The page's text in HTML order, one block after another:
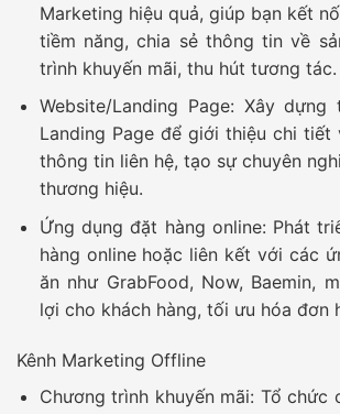
Marketing hiệu quả, giúp bạn kết
tiềm năng, chia sẻ thông tin về
trình khuyến mãi, thu hút tương tác.
Website/Landing Page: Xây dựng
Landing Page để giới thiệu chi tiết
thông tin liên hệ, tạo sự chuyên
thương hiệu.
Ứng dụng đặt hàng online: Phát
hàng online hoặc liên kết với các
ăn như GrabFood, Now, Baemin,
lợi cho khách hàng, tối ưu hóa đơn
Kênh Marketing Offline
Chương trình khuyến mãi: Tổ chức